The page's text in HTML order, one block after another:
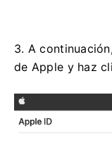
3. A
de Apple y haz